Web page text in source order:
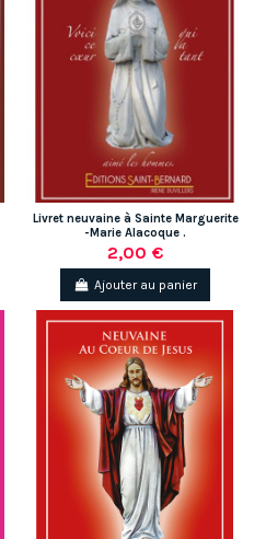
Livret neuvaine à Sainte Marguerite
-Marie Alacoque .
2,00 €
Ajouter au panier